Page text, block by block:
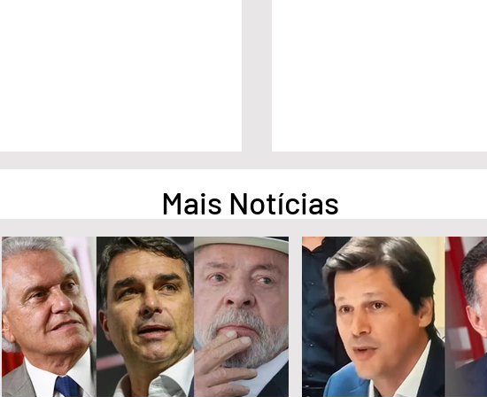
1º Fórum Municipal de
Educação reforça
compromisso com a
valorização dos educadores
Águas Lindas inaugura nova
sede da APAE e passa a ser
referência
Mais Notícias